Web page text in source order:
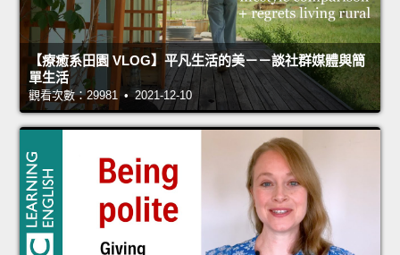
【療癒系田園 VLOG】平凡生活的美－－談社群媒體與簡
單生活
觀看次數：29981 • 2021-12-10